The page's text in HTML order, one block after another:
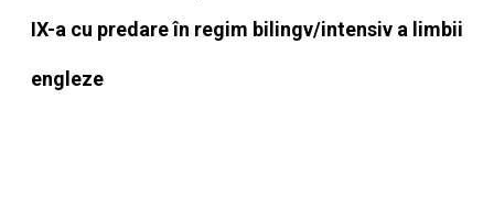
IX-a cu predare în regim bilingv/intensiv a limbii
engleze